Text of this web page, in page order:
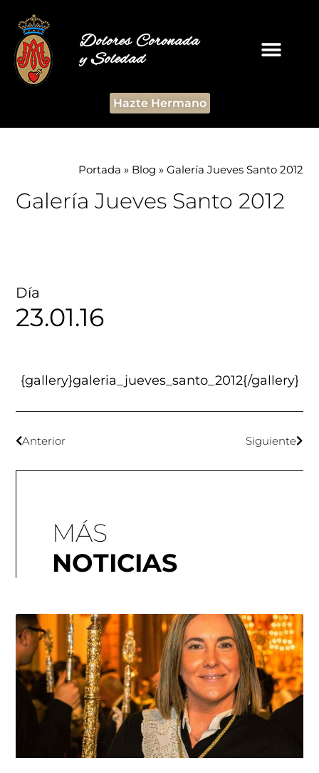
Dolores Coronada
y Soledad
Hazte Hermano
Portada » Blog » Galería Jueves Santo 2012
Galería Jueves Santo 2012
Día
23.01.16
{gallery}galeria_jueves_santo_2012{/gallery}
Anterior Siguiente
MÁS
NOTICIAS